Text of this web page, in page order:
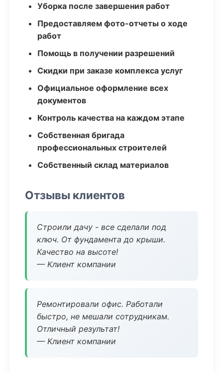
Уборка после завершения работ
Предоставляем фото-отчеты о ходе
работ
Помощь в получении разрешений
Скидки при заказе комплекса услуг
Официальное оформление всех
документов
Контроль качества на каждом этапе
Собственная бригада
профессиональных строителей
Собственный склад материалов
Отзывы клиентов
Строили дачу - все сделали под
ключ. От фундамента до крыши.
Качество на высоте!
— Клиент компании
Ремонтировали офис. Работали
быстро, не мешали сотрудникам.
Отличный результат!
— Клиент компании